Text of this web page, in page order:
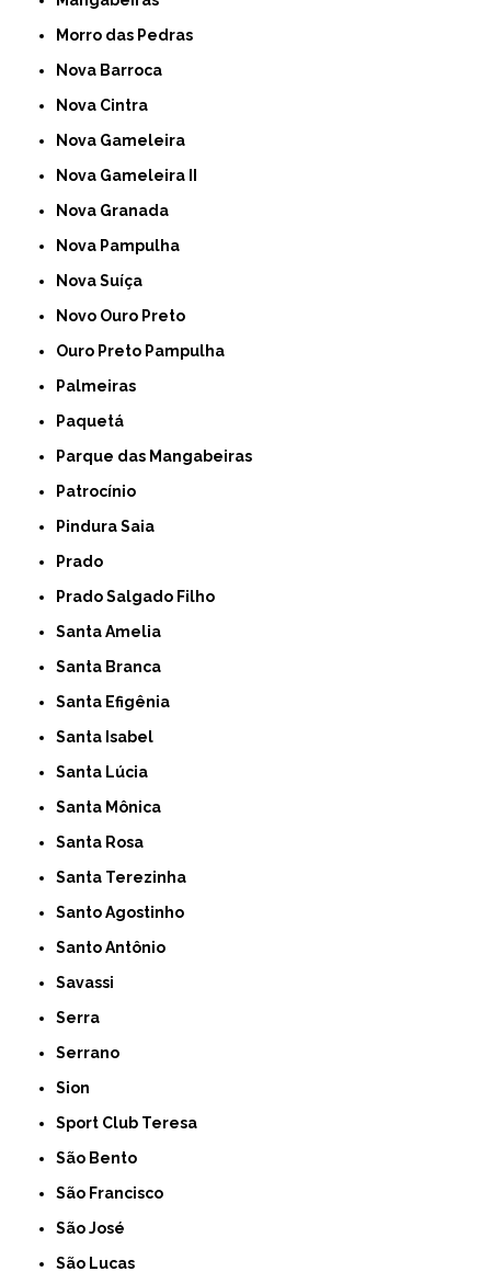
Morro das Pedras
Nova Barroca
Nova Cintra
Nova Gameleira
Nova Gameleira II
Nova Granada
Nova Pampulha
Nova Suíça
Novo Ouro Preto
Ouro Preto Pampulha
Palmeiras
Paquetá
Parque das Mangabeiras
Patrocínio
Pindura Saia
Prado
Prado Salgado Filho
Santa Amelia
Santa Branca
Santa Efigênia
Santa Isabel
Santa Lúcia
Santa Mônica
Santa Rosa
Santa Terezinha
Santo Agostinho
Santo Antônio
Savassi
Serra
Serrano
Sion
Sport Club Teresa
São Bento
São Francisco
São José
São Lucas